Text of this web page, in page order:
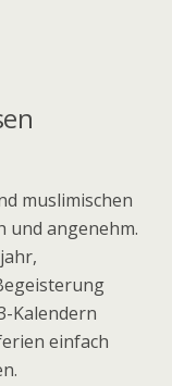
muslimischen
und angenehm.
Kalendern
einfach